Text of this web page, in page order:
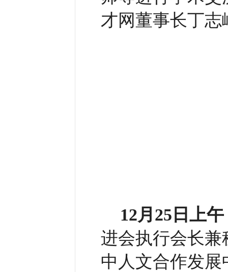
才网董事长丁
12月25日上午
进会执行会长
中人文合作发